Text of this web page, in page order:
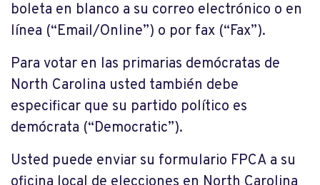
boleta en blanco a su correo electrónico o en
línea (“Email/Online”) o por fax (“Fax”).
Para votar en las primarias demócratas de
North Carolina usted también debe
especificar que su partido político es
demócrata (“Democratic”).
Usted puede enviar su formulario FPCA a su